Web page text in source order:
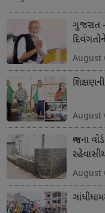
ગુજરાત
August
August
ભુજના
August